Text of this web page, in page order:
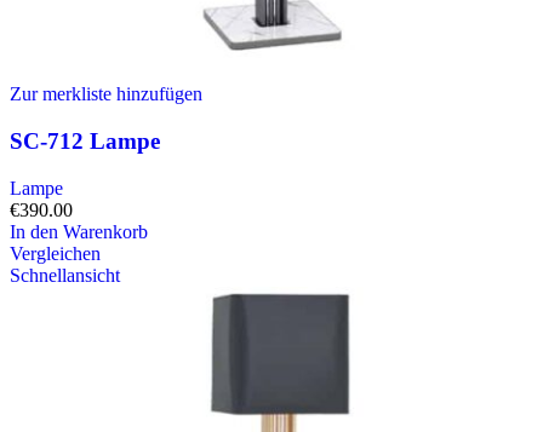
Zur merkliste hinzufügen
SC-712 Lampe
Lampe
€390.00
In den Warenkorb
Vergleichen
Schnellansicht